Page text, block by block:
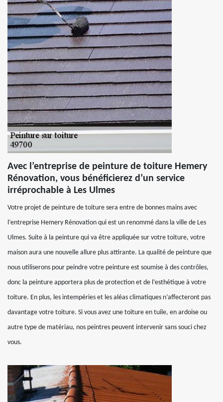
Avec l’entreprise de peinture de toiture Hemery
Rénovation, vous bénéficierez d’un service
irréprochable à Les Ulmes
Votre projet de peinture de toiture sera entre de bonnes mains avec
l’entreprise Hemery Rénovation qui est un renommé dans la ville de Les
Ulmes. Suite à la peinture qui va être appliquée sur votre toiture, votre
maison aura une nouvelle allure plus attirante. La qualité de peinture que
nous utiliserons pour peindre votre peinture est soumise à des contrôles,
donc la peinture apportera plus de protection et de l’esthétique à votre
toiture. En plus, les intempéries et les aléas climatiques n’affecteront pas
davantage votre toiture. Si vous avez une toiture en tuile, en ardoise ou
autre type de matériau, nos peintres peuvent intervenir sans souci chez
vous.